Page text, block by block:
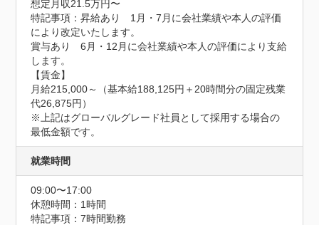
想定月収21.5万円〜
特記事項：昇給あり　1月・7月に会社業績や本人の評価
により改定いたします。
賞与あり　6月・12月に会社業績や本人の評価により支給
します。
【賃金】
月給215,000～（基本給188,125円＋20時間分の固定残業
代26,875円）
※上記はグローバルグレード社員として採用する場合の
最低金額です。
就業時間
09:00〜17:00
休憩時間：1時間
特記事項：7時間勤務